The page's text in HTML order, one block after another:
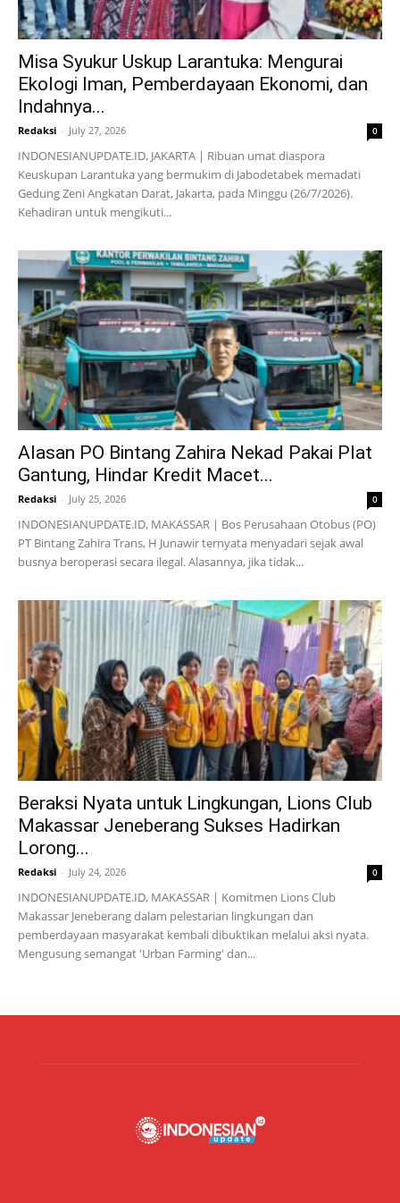
Misa Syukur Uskup Larantuka: Mengurai
Ekologi Iman, Pemberdayaan Ekonomi, dan
Indahnya...
Redaksi - July 27, 2026 0
INDONESIANUPDATE.ID, JAKARTA | Ribuan umat diaspora
Keuskupan Larantuka yang bermukim di Jabodetabek memadati
Gedung Zeni Angkatan Darat, Jakarta, pada Minggu (26/7/2026).
Kehadiran untuk mengikuti...
Alasan PO Bintang Zahira Nekad Pakai Plat
Gantung, Hindar Kredit Macet...
Redaksi - July 25, 2026 0
INDONESIANUPDATE.ID, MAKASSAR | Bos Perusahaan Otobus (PO)
PT Bintang Zahira Trans, H Junawir ternyata menyadari sejak awal
busnya beroperasi secara ilegal. Alasannya, jika tidak...
Beraksi Nyata untuk Lingkungan, Lions Club
Makassar Jeneberang Sukses Hadirkan
Lorong...
Redaksi - July 24, 2026 0
INDONESIANUPDATE.ID, MAKASSAR | Komitmen Lions Club
Makassar Jeneberang dalam pelestarian lingkungan dan
pemberdayaan masyarakat kembali dibuktikan melalui aksi nyata.
Mengusung semangat 'Urban Farming' dan...